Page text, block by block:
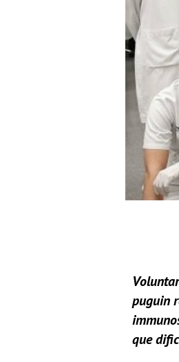
puguin
que